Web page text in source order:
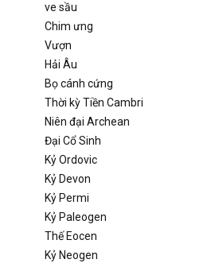
ve sầu
Chim ưng
Vượn
Hải Âu
Bọ cánh cứng
Thời kỳ Tiền Cambri
Niên đại Archean
Đại Cổ Sinh
Kỷ Ordovic
Kỷ Devon
Kỷ Permi
Kỷ Paleogen
Thế Eocen
Kỷ Neogen